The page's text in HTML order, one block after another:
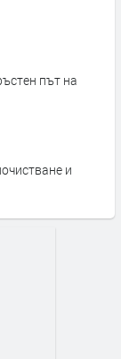
път на
и